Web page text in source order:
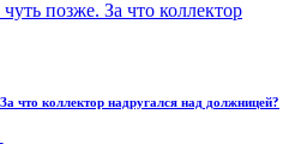
что коллектор надругался над должницей?